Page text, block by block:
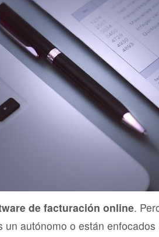
de facturación online.
un autónomo o están